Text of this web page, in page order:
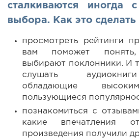
сталкиваются иногда
выбора. Как это сделать
просмотреть рейтинги
вам поможет
выбирают поклонники. И
слушать
обладающие
пользующиеся
познакомиться с
какие впечатления
произведения получили